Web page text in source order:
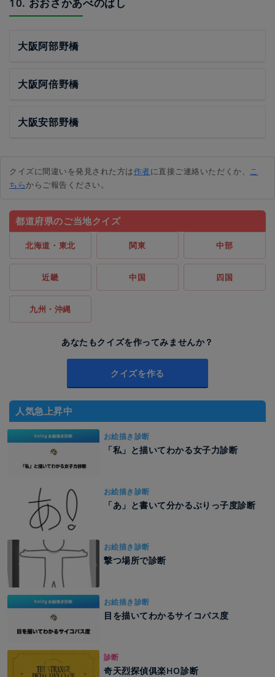
大阪阿部野橋
大阪阿倍野橋
大阪安部野橋
クイズに間違いを発見された方は作者に直接ご連絡いただくか、 こ
ちらからご報告ください。
都道府県のご当地クイズ
北海道・東北 関東 中部
近畿 中国 四国
九州・沖縄
あなたもクイズを作ってみませんか？
クイズを作る
人気急上昇中
お絵描き診断
「私」と描いてわかる女子力診断
お絵描き診断
「あ」と書いて分かるぶりっ子度診断
お絵描き診断
撃つ場所で診断
お絵描き診断
目を描いてわかるサイコパス度
診断
奇天烈探偵俱楽HO診断